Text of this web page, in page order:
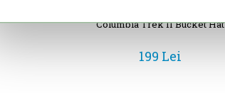
Columbia Trek II Bucket Hat
199 Lei